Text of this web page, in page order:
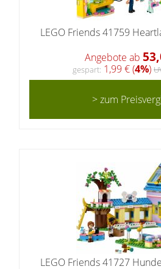
LEGO Friends 41759
Angebote ab
gespart: 1,99 € (4%)
> zum
LEGO Friends 41727